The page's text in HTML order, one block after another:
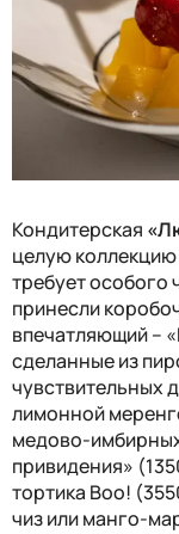
Кондитерская
целую коллекцию
требует особого
принесли
впечатляющий –
сделанные из
чувствительных
лимонной
медово-
привидения»
тортика Boo!
чиз или манго-